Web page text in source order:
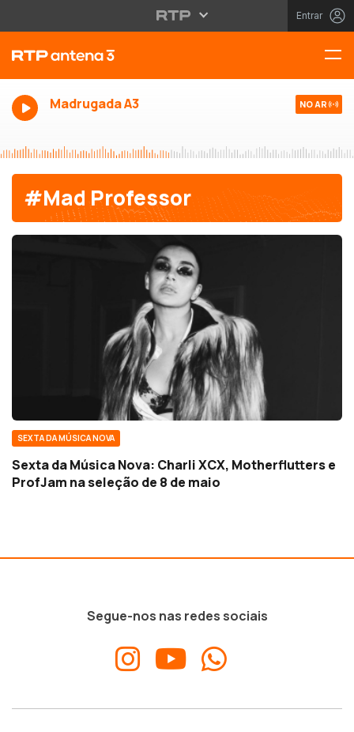
Entrar
Madrugada A3 NO AR
#Mad Professor
SEXTA DA MÚSICA NOVA
Sexta da Música Nova: Charli XCX, Motherflutters e
ProfJam na seleção de 8 de maio
Segue-nos nas redes sociais